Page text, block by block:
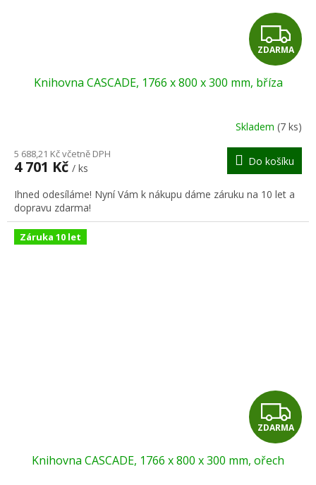
Z
D
R
M
A
ZDARMA
Knihovna CASCADE, 1766 x 800 x 300 mm, bříza
Skladem (7 ks)
5 688,21 Kč včetně DPH
4 701 Kč / ks
Do košíku
Ihned odesíláme! Nyní Vám k nákupu dáme záruku na 10 let a
dopravu zdarma!
Záruka 10 let
Z
D
ZDARMA
Knihovna CASCADE, 1766 x 800 x 300 mm, ořech